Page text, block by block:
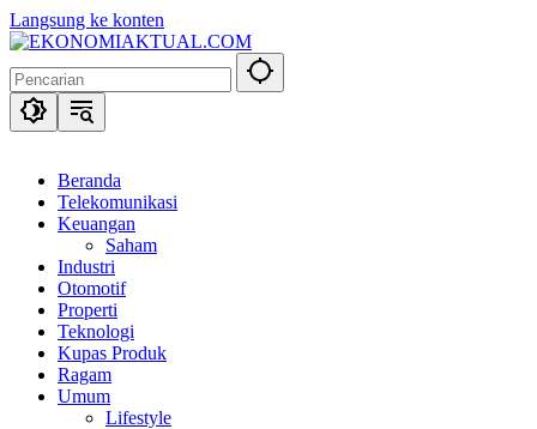
Langsung ke konten
Beranda
Telekomunikasi
Keuangan
Saham
Industri
Otomotif
Properti
Teknologi
Kupas Produk
Ragam
Umum
Lifestyle